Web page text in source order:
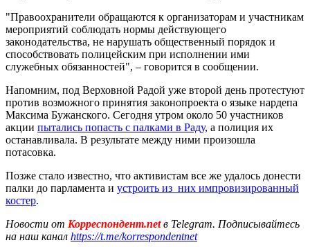
"Правоохранители обращаются к организаторам и участникам
мероприятий соблюдать нормы действующего
законодательства, не нарушать общественный порядок и
способствовать полицейским при исполнении ими
служебных обязанностей", – говорится в сообщении.
Напомним, под Верховной Радой уже второй день протестуют
против возможного принятия законопроекта о языке нардепа
Максима Бужанского. Сегодня утром около 50 участников
акции пытались попасть с палками в Раду, а полиция их
останавливала. В результате между ними произошла
потасовка.
Позже стало известно, что активистам все же удалось донести
палки до парламента и устроить из них импровизированный
костер.
Новости от Корреспондент.netв Telegram. Подписывайтесь
на наш канал https://t.me/korrespondentnet